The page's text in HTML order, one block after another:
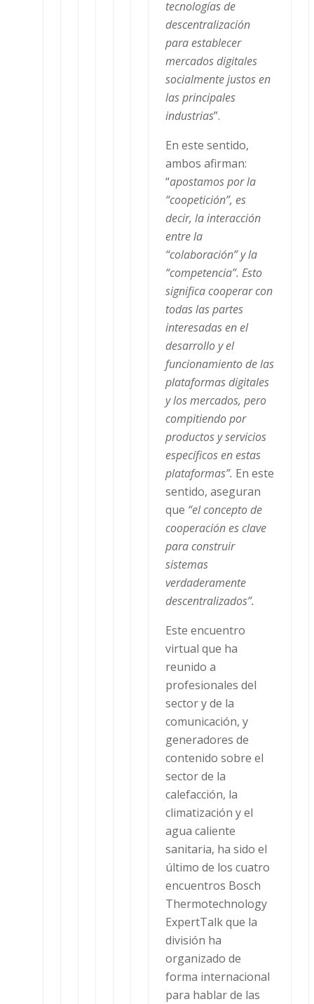
tecnologías de
descentralización
para establecer
mercados digitales
socialmente justos en
las principales
industrias”.
En este sentido,
ambos afirman:
“apostamos por la
“coopetición”, es
decir, la interacción
entre la
“colaboración” y la
“competencia”. Esto
significa cooperar con
todas las partes
interesadas en el
desarrollo y el
funcionamiento de las
plataformas digitales
y los mercados, pero
compitiendo por
productos y servicios
específicos en estas
plataformas”. En este
sentido, aseguran
que “el concepto de
cooperación es clave
para construir
sistemas
verdaderamente
descentralizados”.
Este encuentro
virtual que ha
reunido a
profesionales del
sector y de la
comunicación, y
generadores de
contenido sobre el
sector de la
calefacción, la
climatización y el
agua caliente
sanitaria, ha sido el
último de los cuatro
encuentros Bosch
Thermotechnology
ExpertTalk que la
división ha
organizado de
forma internacional
para hablar de las